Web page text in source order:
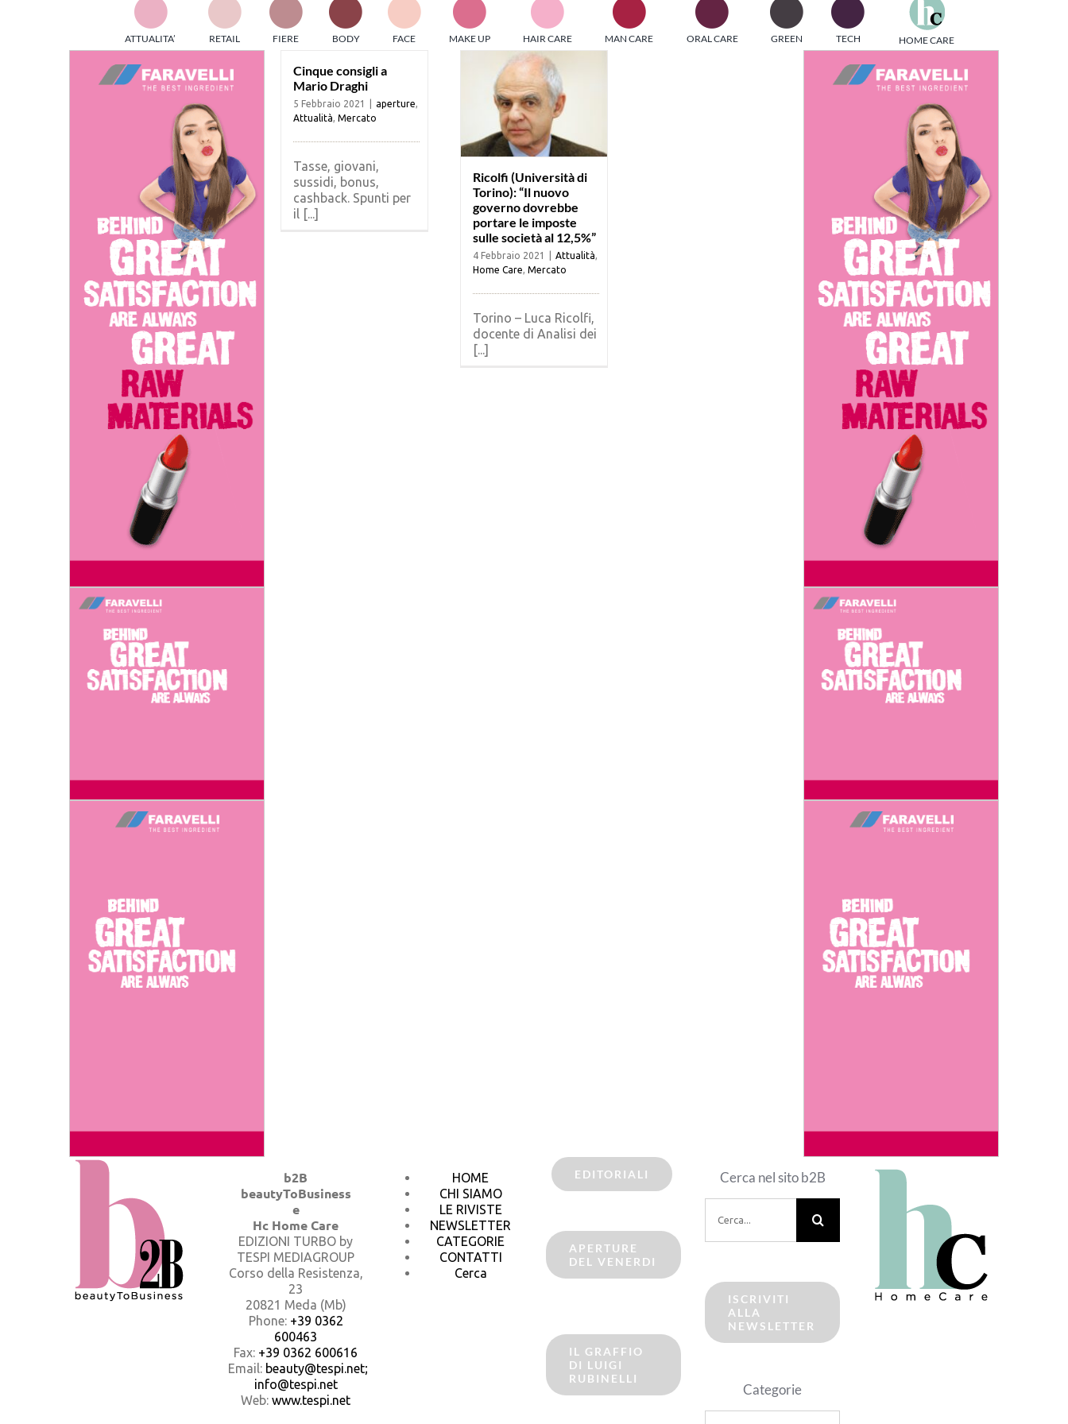
TESPI MEDIAGROUP racchiude un pool di società di comunicazione
ed editrici specializzate nell’informazione b2b. Edizioni Turbo, in
particolare, attraverso numerose riviste verticali, fornisce strumenti di
informazione che coinvolgono gli attori nei settori beauty, food,
technology, entertainment e sport.
Stay tuned!
LE RIVISTE
Scroll Down
ATTUALITA’ RETAIL FIERE BODY FACE MAKE UP HAIR CARE MAN CARE ORAL CARE GREEN TECH HOME CARE
Cinque consigli a
Mario Draghi
5 Febbraio 2021 aperture,
Attualità, Mercato
Tasse, giovani,
sussidi, bonus,
cashback. Spunti per
il [...]
di Torino): “Il nuovo
governo dovrebbe
portare le imposte
sulle società al
12,5%”
Ricolfi (Università di
Torino): “Il nuovo
governo dovrebbe
portare le imposte
sulle società al 12,5%”
4 Febbraio 2021 Attualità
Home Care Mercato
Torino – Luca Ricolfi,
docente di Analisi dei
[...]
b2B
beautyToBusiness
e
Hc Home Care
EDIZIONI TURBO by
TESPI MEDIAGROUP
Corso della Resistenza,
23
20821 Meda (Mb)
Phone: +39 0362
600463
Fax: +39 0362 600616
Email: beauty@tespi.net;
info@tespi.net
Web: www.tespi.net
HOME
CHI SIAMO
LE RIVISTE
NEWSLETTER
CATEGORIE
CONTATTI
Cerca
EDITORIALI
APERTURE
DEL VENERDI
IL GRAFFIO
DI LUIGI
RUBINELLI
Cerca nel sito b2B
per:
ISCRIVITI
ALLA
NEWSLETTER
Categorie